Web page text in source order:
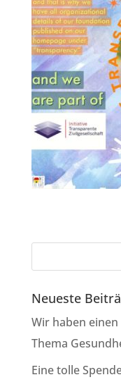
Neueste
Wir haben
Thema
Eine tolle